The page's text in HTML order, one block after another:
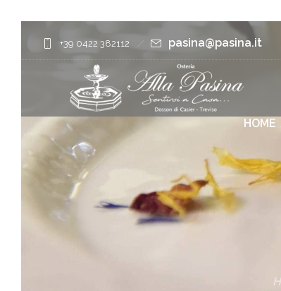
+39 0422 382112 pasina@pasina.it
HOME